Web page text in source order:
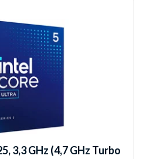
3,3 GHz (4,7 GHz Turbo